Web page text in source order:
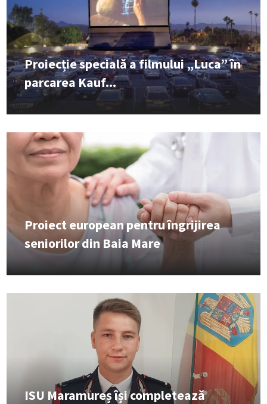
Proiecție specială a filmului „Luca” în
parcarea Kauf...
Proiect european pentru îngrijirea
seniorilor din Baia Mare
ISU Maramureș își completează